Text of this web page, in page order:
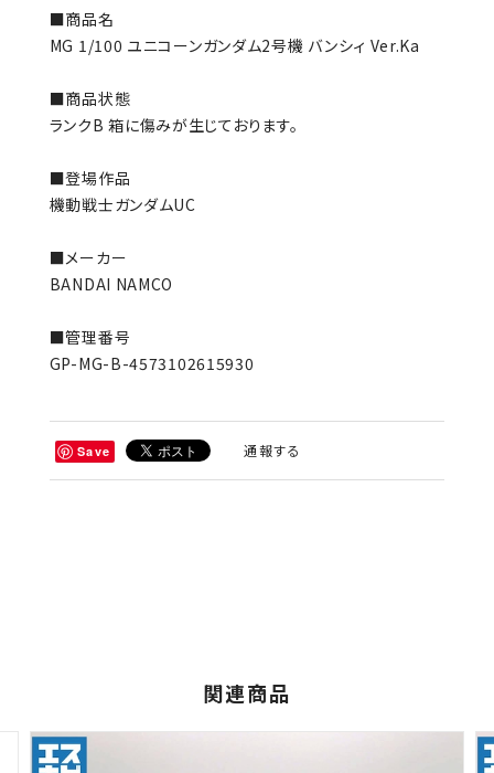
■商品名
MG 1/100 ユニコーンガンダム2号機 バンシィ Ver.Ka
■商品状態
ランクB 箱に傷みが生じております。
■登場作品
機動戦士ガンダムUC
■メーカー
BANDAI NAMCO
■管理番号
GP-MG-B-4573102615930
Save 通報する
関連商品